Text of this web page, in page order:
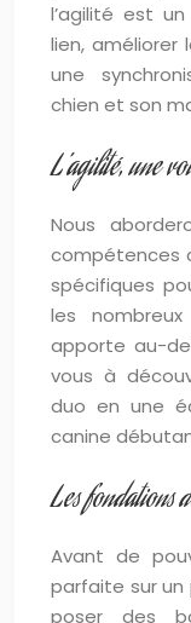
l’agilité est
lien,
une
chien et son
L’agilité, une
Nous
compétences
spécifiques
les
apporte au-
vous à
duo en une
canine
Les fondations
Avant de
parfaite sur un
poser des